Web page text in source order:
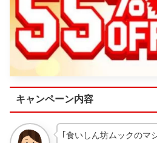
キャンペーン内容
｢食いしん坊ムックのマ